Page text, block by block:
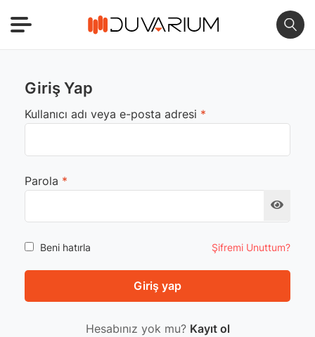
Giriş Yap
Kullanıcı adı veya e-posta adresi *
Parola *
Beni hatırla Şifremi Unuttum?
Giriş yap
Hesabınız yok mu? Kayıt ol